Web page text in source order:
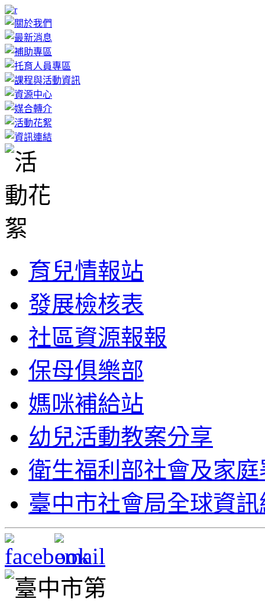
育兒情報站
發展檢核表
社區資源報報
保母俱樂部
媽咪補給站
幼兒活動教案分享
衛生福利部社會及家
臺中市社會局全球資訊